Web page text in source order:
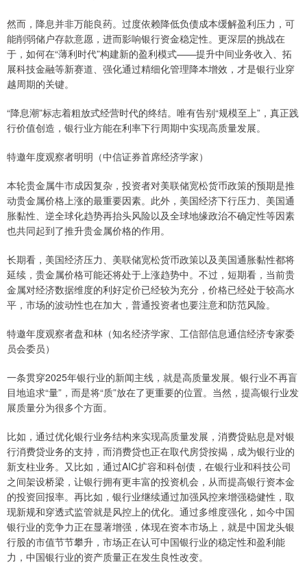
然而，降息并非万能良药。过度依赖降低负债成本缓解盈利压力，可
能削弱储户存款意愿，进而影响银行资金稳定性。更深层的挑战在
于，如何在“薄利时代”构建新的盈利模式——提升中间业务收入、拓
展科技金融等新赛道、强化通过精细化管理降本增效，才是银行业穿
越周期的关键。
“降息潮”标志着粗放式经营时代的终结。唯有告别“规模至上”，真正践
行价值创造，银行业方能在利率下行周期中实现高质量发展。
特邀年度观察者明明（中信证券首席经济学家）
本轮贵金属牛市成因复杂，投资者对美联储宽松货币政策的预期是推
动贵金属价格上涨的最重要因素。此外，美国经济下行压力、美国通
胀黏性、逆全球化趋势再抬头风险以及全球地缘政治不确定性等因素
也共同起到了推升贵金属价格的作用。
长期看，美国经济压力、美联储宽松货币政策以及美国通胀黏性都将
延续，贵金属价格可能还将处于上涨趋势中。不过，短期看，当前贵
金属对经济数据维度的利好定价已经较为充分，价格已经处于较高水
平，市场的波动性也在加大，普通投资者也要注意和防范风险。
特邀年度观察者盘和林（知名经济学家、工信部信息通信经济专家委
员会委员）
一条贯穿2025年银行业的新闻主线，就是高质量发展。银行业不再盲
目地追求“量”，而是将“质”放在了更重要的位置。当然，提高银行业发
展质量分为很多个方面。
比如，通过优化银行业务结构来实现高质量发展，消费贷贴息是对银
行消费贷业务的支持，而消费贷也正在取代房贷按揭，成为银行业的
新支柱业务。又比如，通过AIC扩容和科创债，在银行业和科技公司
之间架设桥梁，让银行拥有更丰富的投资机会，从而提高银行资本金
的投资回报率。再比如，银行业继续通过加强风控来增强稳健性，取
现新规和穿透式监管就是风控上的优化。通过多维度强化，如今中国
银行业的竞争力正在显著增强，体现在资本市场上，就是中国龙头银
行股的市值节节攀升，市场正在认可中国银行业的稳定性和盈利能
力，中国银行业的资产质量正在发生良性改变。